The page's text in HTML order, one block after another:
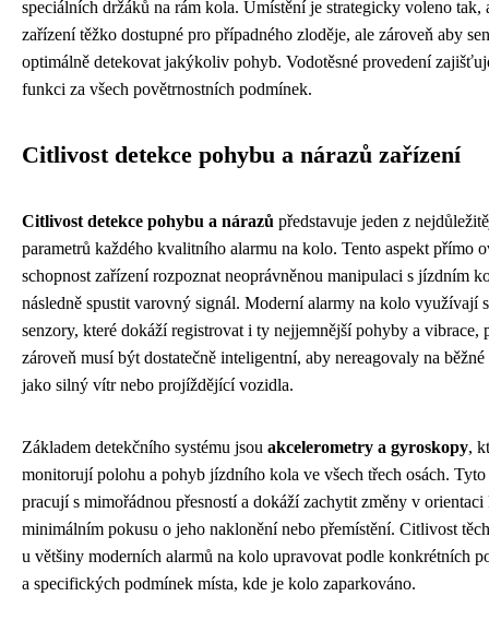
speciálních držáků na rám kola. Umístění je strategicky voleno tak,
zařízení těžko dostupné pro případného zloděje, ale zároveň aby
optimálně detekovat jakýkoliv pohyb. Vodotěsné provedení
funkci za všech povětrnostních podmínek.
Citlivost detekce pohybu a nárazů zařízení
Citlivost detekce pohybu a nárazů představuje jeden z
parametrů každého kvalitního alarmu na kolo. Tento aspekt přímo
schopnost zařízení rozpoznat neoprávněnou manipulaci s jízdním
následně spustit varovný signál. Moderní alarmy na kolo využívají
senzory, které dokáží registrovat i ty nejjemnější pohyby a vibrace,
zároveň musí být dostatečně inteligentní, aby nereagovaly na
jako silný vítr nebo projíždějící vozidla.
Základem detekčního systému jsou akcelerometry a gyroskopy,
monitorují polohu a pohyb jízdního kola ve všech třech osách. Tyto
pracují s mimořádnou přesností a dokáží zachytit změny v
minimálním pokusu o jeho naklonění nebo přemístění. Citlivost
u většiny moderních alarmů na kolo upravovat podle konkrétních
a specifických podmínek místa, kde je kolo zaparkováno.